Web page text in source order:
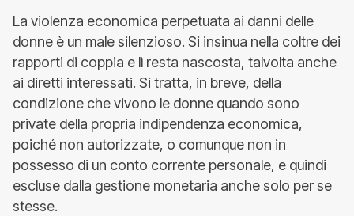
La violenza economica perpetuata ai danni delle
donne è un male silenzioso. Si insinua nella coltre dei
rapporti di coppia e lì resta nascosta, talvolta anche
ai diretti interessati. Si tratta, in breve, della
condizione che vivono le donne quando sono
private della propria indipendenza economica,
poiché non autorizzate, o comunque non in
possesso di un conto corrente personale, e quindi
escluse dalla gestione monetaria anche solo per se
stesse.